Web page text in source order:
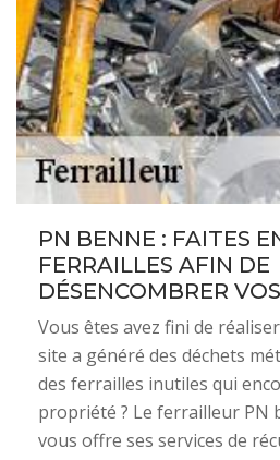
PN BENNE : FAITES
FERRAILLES AFIN DE
DÉSENCOMBRER
Vous êtes avez fini de
site a généré des déchets
des ferrailles inutiles qui
propriété ? Le ferrailleur PN
vous offre ses services de